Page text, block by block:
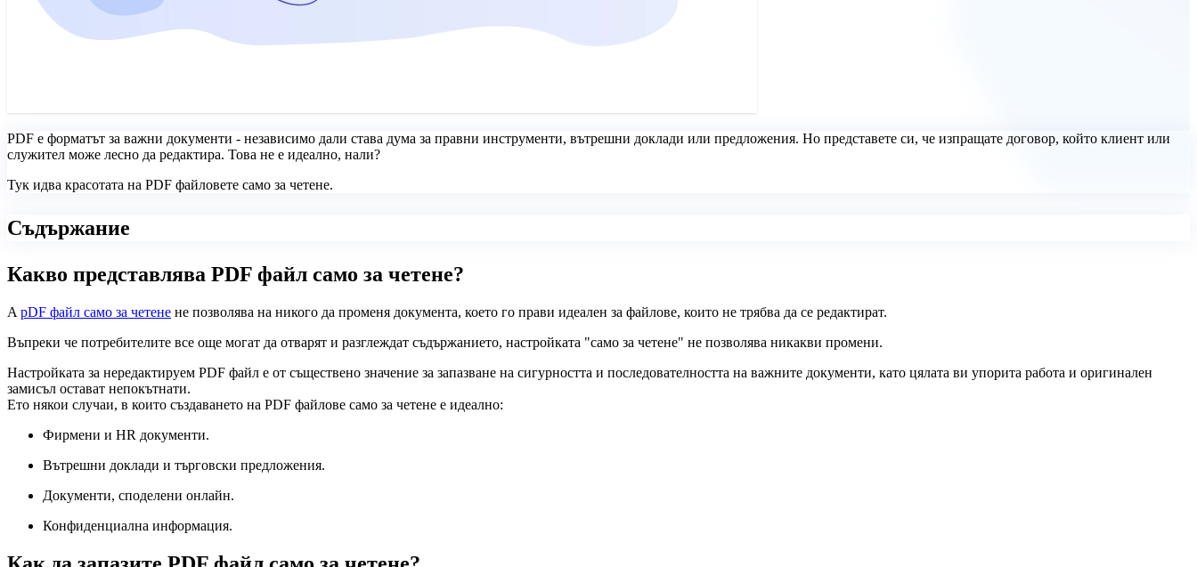
PDF е форматът за важни документи - независимо дали става дума за правни инструменти, вътрешни доклади или предложения. Но представете си, че изпращате договор, който клиент или
служител може лесно да редактира. Това не е идеално, нали?
Тук идва красотата на PDF файловете само за четене.
Съдържание
Какво представлява PDF файл само за четене?
A pDF файл само за четене не позволява на никого да променя документа, което го прави идеален за файлове, които не трябва да се редактират.
Въпреки че потребителите все още могат да отварят и разглеждат съдържанието, настройката "само за четене" не позволява никакви промени.
Настройката за нередактируем PDF файл е от съществено значение за запазване на сигурността и последователността на важните документи, като цялата ви упорита работа и оригинален
замисъл остават непокътнати.
Ето някои случаи, в които създаването на PDF файлове само за четене е идеално:
Фирмени и HR документи.
Вътрешни доклади и търговски предложения.
Документи, споделени онлайн.
Конфиденциална информация.